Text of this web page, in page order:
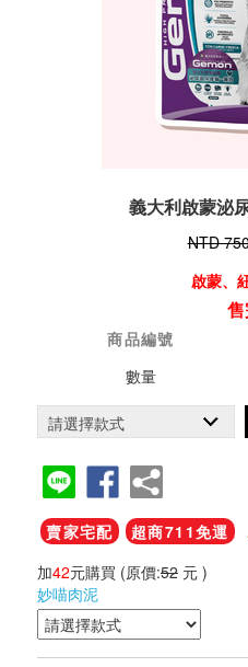
義大利啟蒙泌
NTD
啟蒙、
商品編號
數量
賣家宅配 超商711免運
加42元購買 (原價:52 元 )
妙喵肉泥